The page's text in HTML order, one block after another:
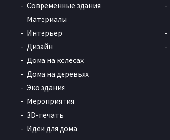
Современные здания
Материалы
Интерьер
Дизайн
Дома на колесах
Дома на деревьях
Эко здания
Мероприятия
3D-печать
Идеи для дома